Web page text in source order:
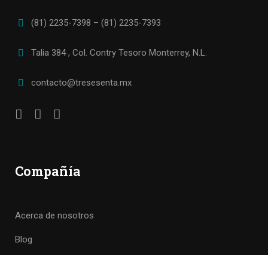
(81) 2235-7398 – (81) 2235-7393
Talia 384 , Col. Contry Tesoro Monterrey, N.L.
contacto@tresesenta.mx
Compañía
Acerca de nosotros
Blog